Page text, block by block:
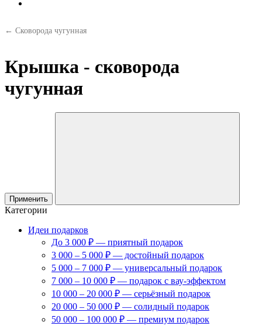
← Сковорода чугунная
Крышка - сковорода
чугунная
Применить
Категории
Идеи подарков
До 3 000 ₽ — приятный подарок
3 000 – 5 000 ₽ — достойный подарок
5 000 – 7 000 ₽ — универсальный подарок
7 000 – 10 000 ₽ — подарок с вау-эффектом
10 000 – 20 000 ₽ — серьёзный подарок
20 000 – 50 000 ₽ — солидный подарок
50 000 – 100 000 ₽ — премиум подарок